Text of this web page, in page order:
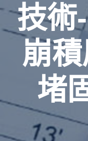
技術
崩
堵